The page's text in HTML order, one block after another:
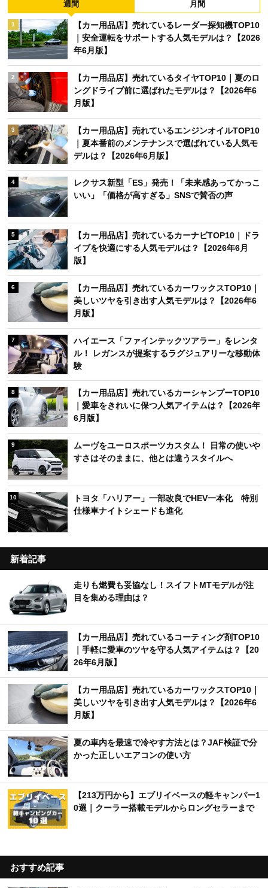
週間 月間
1
【カー用品店】売れているレーダー探知機TOP10
｜安全運転をサポートする人気モデルは？【2026
年6月版】
2
【カー用品店】売れているタイヤTOP10｜夏のロ
ングドライブ前に選ばれたモデルは？【2026年6
月版】
3
【カー用品店】売れているエンジンオイルTOP10
｜夏本番前のメンテナンスで選ばれている人気モ
デルは？【2026年6月版】
4
レクサス新型「ES」発売！「未来感あってかっこ
いい」「価格が高すぎる」SNSで賛否の声
5
【カー用品店】売れているカーナビTOP10｜ドラ
イブを快適にする人気モデルは？【2026年6月
版】
6
【カー用品店】売れているカーワックスTOP10｜
美しいツヤを引き出す人気モデルは？【2026年6
月版】
7
ハイエース「ファインテックツアラー」をレンタ
ル！ レガンスが提案するラグジュアリーな移動体
験
8
【カー用品店】売れているカーシャンプーTOP10
｜愛車をきれいに保つ人気アイテムは？【2026年
6月版】
9
ムーヴをユーロスポーツカスタム！ 日常の使いや
すさはそのままに、他とは違うスタイルへ
10
トヨタ「ハリアー」一部改良でHEV一本化 特別
仕様車ナイトシェードも進化
新着記事
走りも燃費も妥協なし！スイフトMTモデルが注
目を集める理由は？
【カー用品店】売れているコーティング剤TOP10
｜手軽に愛車のツヤを守る人気アイテムは？【20
26年6月版】
【カー用品店】売れているカーワックスTOP10｜
美しいツヤを引き出す人気モデルは？【2026年6
月版】
夏の車内を最速で冷やす方法とは？JAF検証で分
かった正しいエアコンの使い方
【213万円から】エブリイベースの軽キャンパー1
0選｜クーラー搭載モデルからロングセラーまで
おすすめ記事